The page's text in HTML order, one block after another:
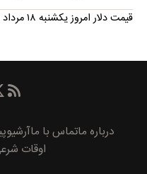
قیمت دلار امروز یکشنبه ۱۸ مرداد ۱۴۰۵
درباره ماتماس با ماآرشیو
اوقات